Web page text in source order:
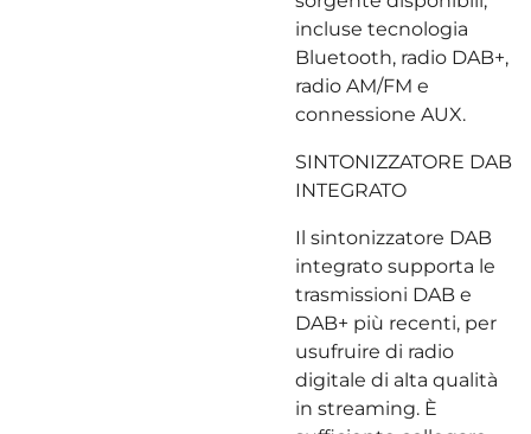
incluse tecnologia
Bluetooth, radio DAB+,
radio AM/FM e
connessione AUX.
SINTONIZZATORE DAB
INTEGRATO
Il sintonizzatore DAB
integrato supporta le
trasmissioni DAB e
DAB+ più recenti, per
usufruire di radio
digitale di alta qualità
in streaming. È